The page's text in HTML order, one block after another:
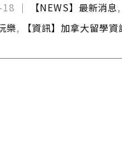
【NEWS】最新消息,
樂,
【資訊】加拿大留學資